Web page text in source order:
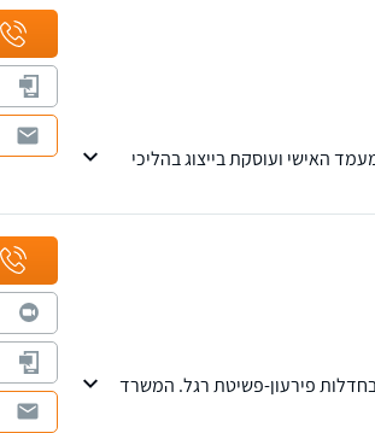
האישי ועוסקת בייצוג בהליכי
פירעון-פשיטת רגל. המשרד